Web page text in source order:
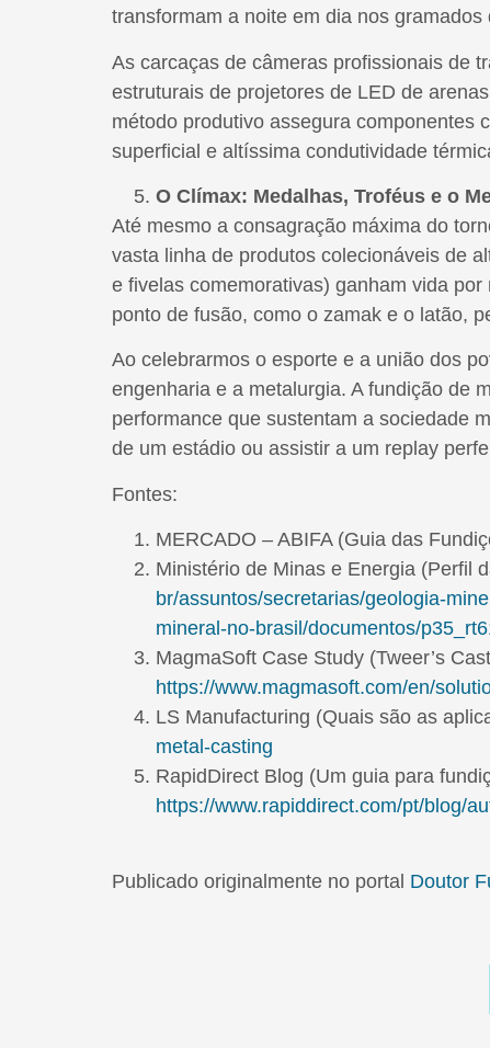
transformam a noite em dia nos
As carcaças de câmeras profissionais de
estruturais de projetores de LED de
método produtivo assegura componentes
superficial e altíssima condutividade
O Clímax: Medalhas, Troféus e o
Até mesmo a consagração máxima do
vasta linha de produtos colecionáveis de
e fivelas comemorativas) ganham vida
ponto de fusão, como o zamak e o latão,
Ao celebrarmos o esporte e a união dos
engenharia e a metalurgia. A fundição de
performance que sustentam a sociedade
de um estádio ou assistir a um replay
Fontes:
MERCADO – ABIFA (Guia das
Ministério de Minas e Energia (Perfil
br/assuntos/secretarias/geologia-
mineral-no-brasil/documentos/
MagmaSoft Case Study (Tweer’s
https://www.magmasoft.com/en/
LS Manufacturing (Quais são as
metal-casting
RapidDirect Blog (Um guia para
https://www.rapiddirect.com/pt/blog/
Publicado originalmente no portal Doutor